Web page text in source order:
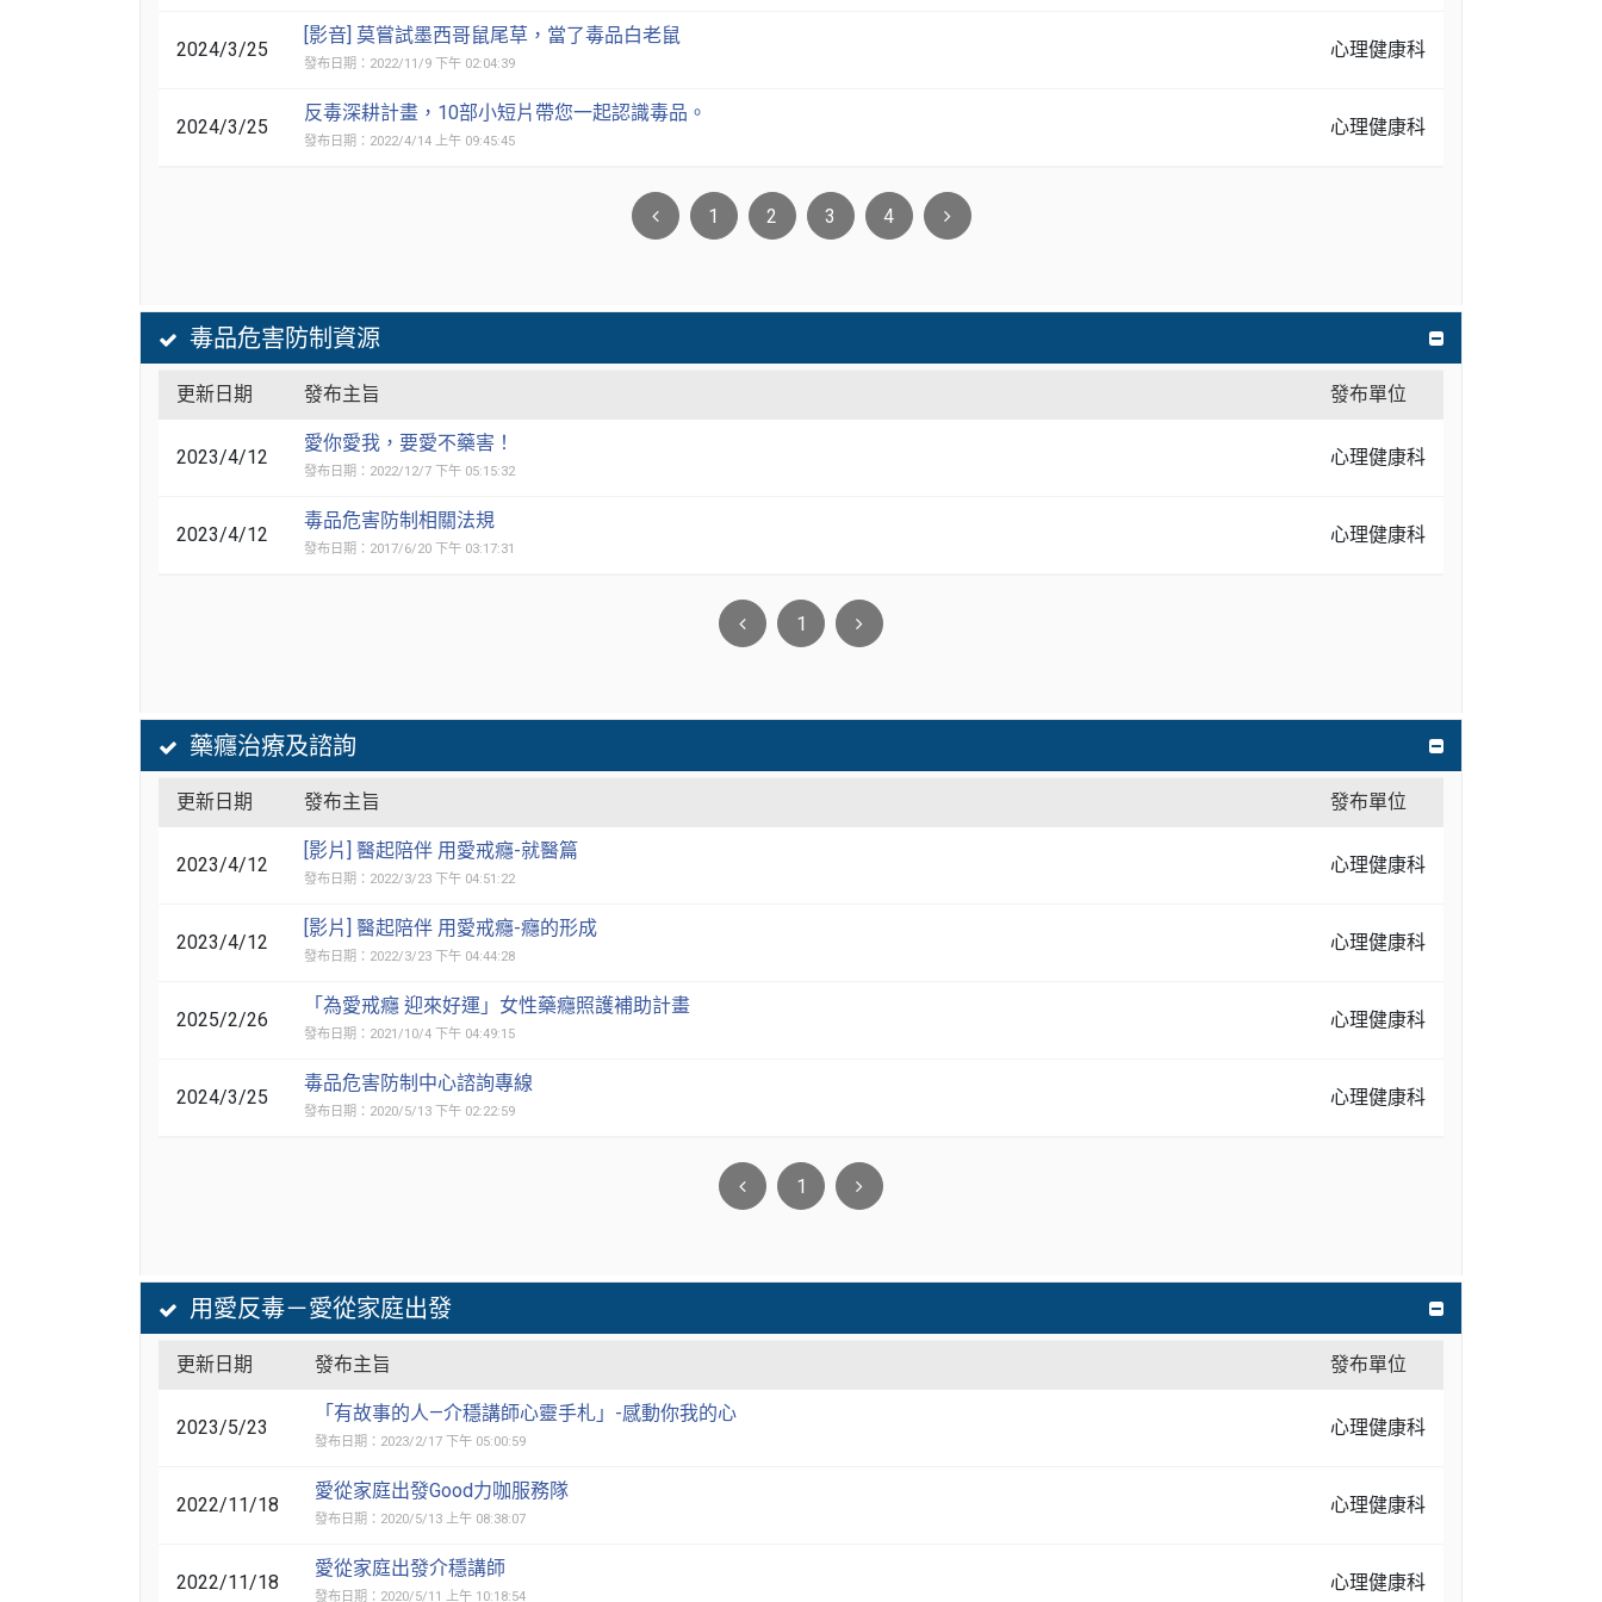
2024/3/25
[影音] 莫嘗試墨西哥鼠尾草，當了毒品白老鼠
發布日期：2022/11/9 下午 02:04:39
心理健康科
2024/3/25
反毒深耕計畫，10部小短片帶您一起認識毒品。
發布日期：2022/4/14 上午 09:45:45
心理健康科
1 2 3 4
毒品危害防制資源
更新日期 發布主旨 發布單位
2023/4/12
愛你愛我，要愛不藥害！
發布日期：2022/12/7 下午 05:15:32
心理健康科
2023/4/12
毒品危害防制相關法規
發布日期：2017/6/20 下午 03:17:31
心理健康科
1
藥癮治療及諮詢
更新日期 發布主旨 發布單位
2023/4/12
[影片] 醫起陪伴 用愛戒癮-就醫篇
發布日期：2022/3/23 下午 04:51:22
心理健康科
2023/4/12
[影片] 醫起陪伴 用愛戒癮-癮的形成
發布日期：2022/3/23 下午 04:44:28
心理健康科
2025/2/26
「為愛戒癮 迎來好運」女性藥癮照護補助計畫
發布日期：2021/10/4 下午 04:49:15
心理健康科
2024/3/25
毒品危害防制中心諮詢專線
發布日期：2020/5/13 下午 02:22:59
心理健康科
1
用愛反毒－愛從家庭出發
更新日期 發布主旨 發布單位
2023/5/23
「有故事的人—介穩講師心靈手札」-感動你我的心
發布日期：2023/2/17 下午 05:00:59
心理健康科
2022/11/18
愛從家庭出發Good力咖服務隊
發布日期：2020/5/13 上午 08:38:07
心理健康科
2022/11/18
愛從家庭出發介穩講師
發布日期：2020/5/11 上午 10:18:54
心理健康科